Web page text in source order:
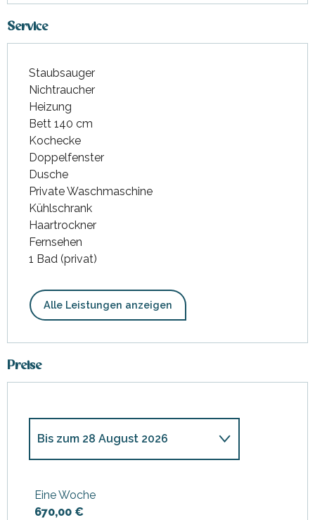
Service
Staubsauger
Nichtraucher
Heizung
Bett 140 cm
Kochecke
Doppelfenster
Dusche
Private Waschmaschine
Kühlschrank
Haartrockner
Fernsehen
1 Bad (privat)
Alle Leistungen anzeigen
Preise
Bis zum 28 August 2026
ab29 August 2026
Eine Woche
670,00 €